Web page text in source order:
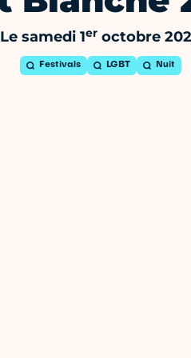
Le samedi 1er octobre
Festivals LGBT Nuit